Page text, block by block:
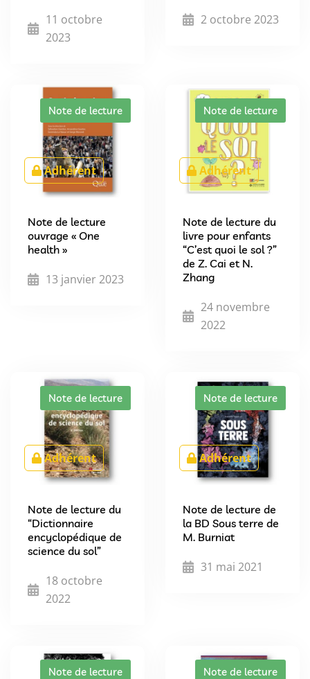
11 octobre
2023
2 octobre 2023
Note de lecture
Adhérent
Note de lecture
ouvrage « One
health »
13 janvier 2023
Note de lecture
Adhérent
Note de lecture du
livre pour enfants
“C’est quoi le sol ?”
de Z. Cai et N.
Zhang
24 novembre
2022
Note de lecture
Adhérent
Note de lecture du
“Dictionnaire
encyclopédique de
science du sol”
18 octobre
2022
Note de lecture
Adhérent
Note de lecture de
la BD Sous terre de
M. Burniat
31 mai 2021
Note de lecture Note de lecture